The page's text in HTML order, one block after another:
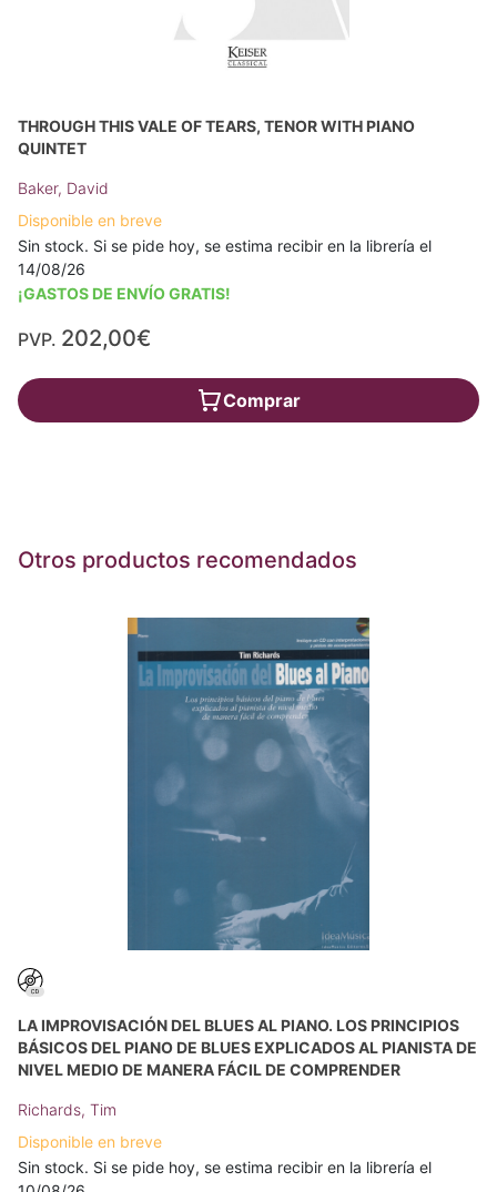
THROUGH THIS VALE OF TEARS, TENOR WITH PIANO
QUINTET
Baker, David
Disponible en breve
Sin stock. Si se pide hoy, se estima recibir en la librería el
14/08/26
¡GASTOS DE ENVÍO GRATIS!
PVP. 202,00€
Comprar
Otros productos recomendados
LA IMPROVISACIÓN DEL BLUES AL PIANO. LOS PRINCIPIOS
BÁSICOS DEL PIANO DE BLUES EXPLICADOS AL PIANISTA DE
NIVEL MEDIO DE MANERA FÁCIL DE COMPRENDER
Richards, Tim
Disponible en breve
Sin stock. Si se pide hoy, se estima recibir en la librería el